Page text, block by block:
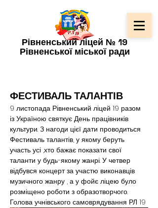
Рівненський ліцей № 19
Рівненської міської ради
ФЕСТИВАЛЬ ТАЛАНТІВ
9 листопада Рівненський ліцей 19 разом
із Україною святкує День працівників
культури. З нагоди цієї дати проводиться
Фестиваль талантів, у якому беруть
участь усі ,хто бажає показати свої
таланти у будь-якому жанрі. У четвер
відбувся концерт за участю виконавців
музичного жанру , а у фойє ліцею було
розміщено роботи з образотворчого.
Голова учнівського самоврядування РЛ 19